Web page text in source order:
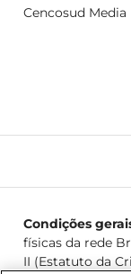
Cencosud Media
Condições
físicas da rede
II (Estatuto da